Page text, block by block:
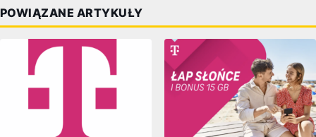
POWIĄZANE ARTYKUŁY